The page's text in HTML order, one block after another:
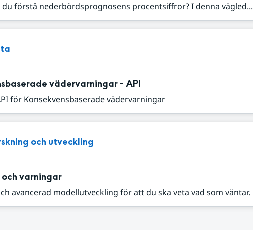
du förstå nederbördsprognosens procentsiffror? I denna vägled...
vädervarningar - API
för Konsekvensbaserade vädervarningar
och utveckling
och varningar
avancerad modellutveckling för att du ska veta vad som väntar.